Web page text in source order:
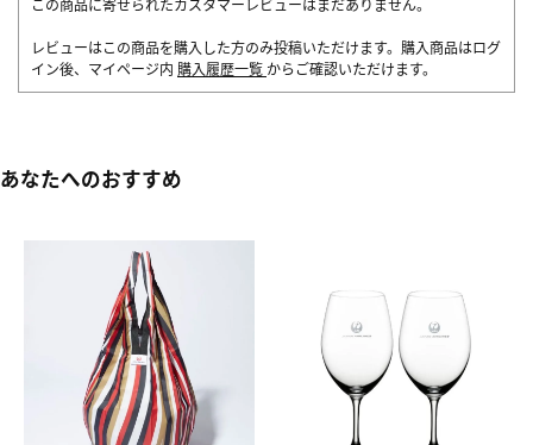
レビューはこの商品を購入した方のみ投稿いただけます。購入商品はログ
イン後、マイページ内 購入履歴一覧 からご確認いただけます。
あなたへのおすすめ